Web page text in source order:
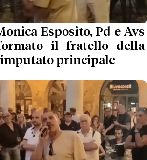
Esposito, Pd e Avs
il fratello della
principale